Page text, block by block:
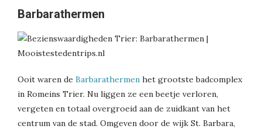
Barbarathermen
Ooit waren de Barbarathermen het grootste badcomplex
in Romeins Trier. Nu liggen ze een beetje verloren,
vergeten en totaal overgroeid aan de zuidkant van het
centrum van de stad. Omgeven door de wijk St. Barbara,